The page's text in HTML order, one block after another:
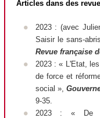
Articles dans des
2023 : (avec
Saisir le sans-
Revue française
2023 : « L'Etat,
de force et
social »,
9-35.
2023 : « De